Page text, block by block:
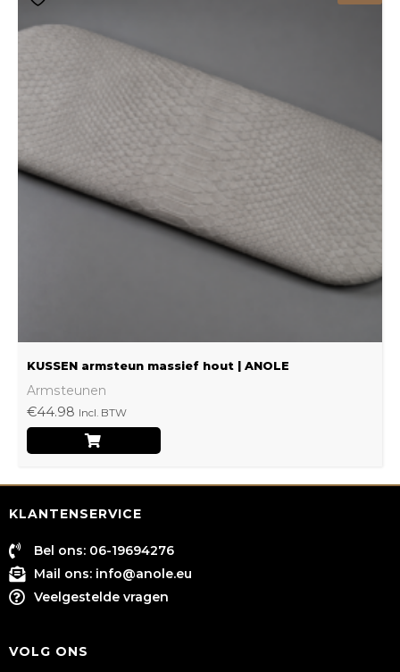
KUSSEN armsteun massief hout | ANOLE
Armsteunen
€44.98 Incl. BTW
meerdere
variaties.
gekozen
worden
KLANTENSERVICE
Bel ons: 06-19694276
Mail ons: info@anole.eu
Veelgestelde vragen
VOLG ONS